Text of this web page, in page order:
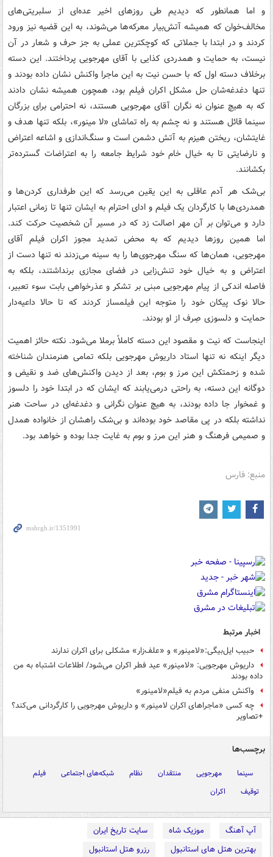
و اما همانطور که دیدیم طی روزهای اخیر عده‌ای از سلبریتی‌های
مخالف‌خوان که همیشه آتش‌بیار معرکه‌ها می‌شوند، به این قضیه نیز ورود
کردند و در ابتدا با جملاتی که کوچکترین عملی به جز حرف و شعار در آن
نیست، به حمایت و همدردی کذایی با آقای مهرجویی پرداختند. این دسته
برخلاف دسته اول که با حسن نیت به این ماجرا واکنش نشان داده بودند و
تنها دغدغه‌شان حل مشکل اکران فیلم بود، همچون همیشه نشان دادند
که به هیچ عنوان نه نگران آقای مهرجویی هستند، نه احترامی برای بزرگان
سینما قائل هستند و نه چشم به راه تماشای «لا مینور»، بلکه تنها هدف و
غایتشان، ریختن هیزم به آتش دشمن است و سنگ‌اندازی و اشاعه اعتراض
و نارضایتی تا به خیال خام خود شرایط جامعه را به اعتراضات گسترده‌تر
بکشانند.
بی‌شک هر آدم عاقلی به این یقین می‌رسد که این طرفداری کردن‌ها و
همدردی‌ها با کارگردان یک فیلم و ادای احترام به ایشان تنها تا زمانی اعتبار
دارد و می‌توان بر آن مهر اصالت زد که در مسیر آن شخصیت حرکت کند.
اما همین روزها دیدیم که به محض تمدید مجوز اکران فیلم آقای
مهرجویی، همان‌ها که سنگ مهرجوی‌ها را به سینه می‌زدند نه تنها دست از
اعتراض و به خیال خود تنش‌زایی در فضای مجازی برنداشتند، بلکه به
فاصله اندکی از پیام مهرجویی مبنی بر تشکر و عذرخواهی بابت سوء تعبیر،
حالا نوک پیکان خود را متوجه این فیلمساز کردند که تا حالا داعیه‌دار
حمایت و دلسوزی صِرف از او بودند.
اینجاست که نیت و مقصود این دسته کاملاً برملا می‌شود. نکته حائز اهمیت
دیگر اینکه نه تنها استاد داریوش مهرجویی بلکه تمامی هنرمندان شناخته
شده و زحمتکش این مرز و بوم، بعد از دیدن واکنش‌های ضد و نقیض و
دوگانه این دسته، به راحتی درمی‌یابند که ایشان که در ابتدا خود را دلسوز
و غمخوار جا داده بودند، به هیچ عنوان نگرانی و دغدغه‌ای در ساحت هنر
نداشته بلکه در پی مقاصد خود بوده‌اند و بی‌شک راهشان از خانواده همدل
و صمیمی فرهنگ و هنر این مرز و بوم به غایت جدا بوده و خواهد بود.
منبع: فارس
اخبار مرتبط
حبیب ایل‌بیگی:«لامینور» و «علف‌زار» مشکلی برای اکران ندارند
داریوش مهرجویی: «لامینور» عید فطر اکران می‌شود/ اطلاعات اشتباه به من
داده بودند
واکنش منفی مردم به فیلم«لامینور»
چه کسی «ماجراهای اکران لامینور» و داریوش مهرجویی را کارگردانی می‌کند؟
+تصاویر
برچسب‌ها
سینما مهرجویی منتقدان نظام شبکه‌های اجتماعی
فیلم
توقیف
اکران
آپ آهنگ موزیک شاه
سایت تاریخ ایران
بهترین هتل های استانبول
رزرو هتل استانبول